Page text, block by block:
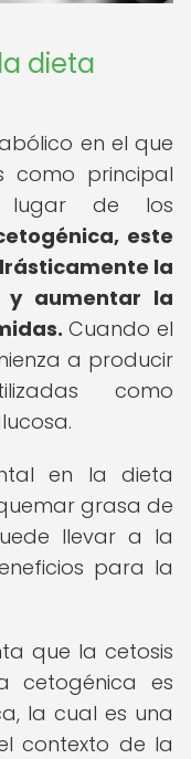
dieta
en el que
como principal
lugar de los
este
la
y aumentar la
Cuando el
a producir
como
en la dieta
grasa de
llevar a la
para la
que la cetosis
cetogénica es
la cual es una
contexto de la